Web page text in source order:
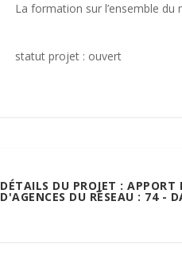
La formation sur l’ensemble
statut projet : ouvert
DÉTAILS DU PROJET :
D'AGENCES DU RÉSEAU : 74 -